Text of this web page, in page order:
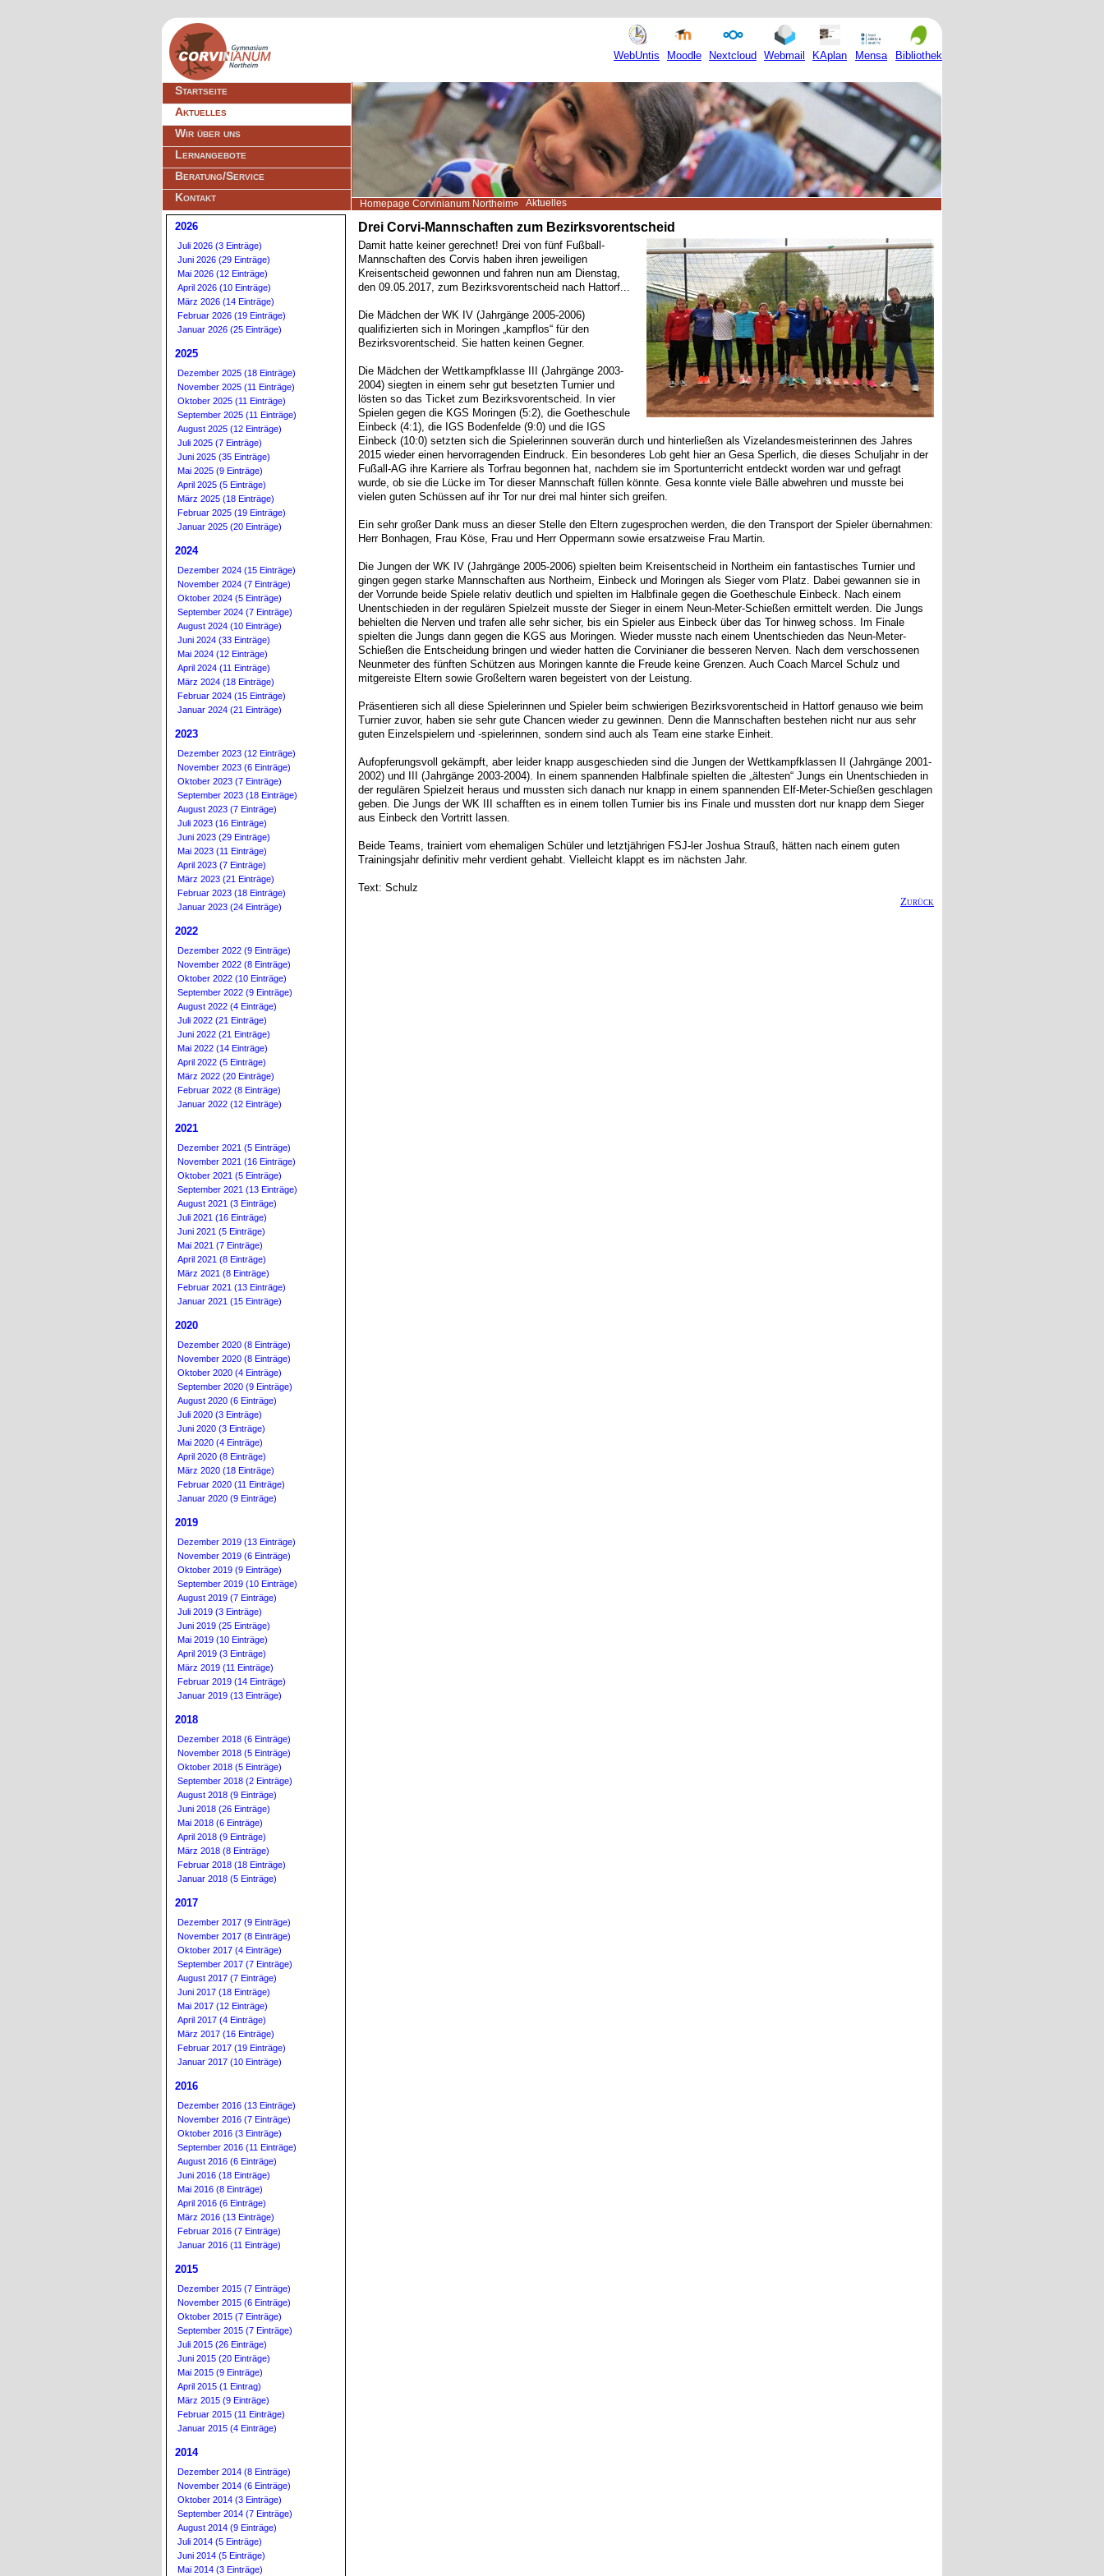
WebUntis Moodle Nextcloud Webmail KAplan Mensa Bibliothek
Navigation
überspringen
Startseite
Aktuelles
Wir über uns
Lernangebote
Beratung/Service
Kontakt
Homepage Corvinianum Northeim Aktuelles
Drei Corvi-Mannschaften zum Bezirksvorentscheid
Damit hatte keiner gerechnet! Drei von fünf Fußball-
Mannschaften des Corvis haben ihren jeweiligen
Kreisentscheid gewonnen und fahren nun am Dienstag,
den 09.05.2017, zum Bezirksvorentscheid nach Hattorf...
Die Mädchen der WK IV (Jahrgänge 2005-2006)
qualifizierten sich in Moringen „kampflos“ für den
Bezirksvorentscheid. Sie hatten keinen Gegner.
Die Mädchen der Wettkampfklasse III (Jahrgänge 2003-
2004) siegten in einem sehr gut besetzten Turnier und
lösten so das Ticket zum Bezirksvorentscheid. In vier
Spielen gegen die KGS Moringen (5:2), die Goetheschule
Einbeck (4:1), die IGS Bodenfelde (9:0) und die IGS
Einbeck (10:0) setzten sich die Spielerinnen souverän durch und hinterließen als Vizelandesmeisterinnen des Jahres
2015 wieder einen hervorragenden Eindruck. Ein besonderes Lob geht hier an Gesa Sperlich, die dieses Schuljahr in der
Fußall-AG ihre Karriere als Torfrau begonnen hat, nachdem sie im Sportunterricht entdeckt worden war und gefragt
wurde, ob sie die Lücke im Tor dieser Mannschaft füllen könnte. Gesa konnte viele Bälle abwehren und musste bei
vielen guten Schüssen auf ihr Tor nur drei mal hinter sich greifen.
Ein sehr großer Dank muss an dieser Stelle den Eltern zugesprochen werden, die den Transport der Spieler übernahmen:
Herr Bonhagen, Frau Köse, Frau und Herr Oppermann sowie ersatzweise Frau Martin.
Die Jungen der WK IV (Jahrgänge 2005-2006) spielten beim Kreisentscheid in Northeim ein fantastisches Turnier und
gingen gegen starke Mannschaften aus Northeim, Einbeck und Moringen als Sieger vom Platz. Dabei gewannen sie in
der Vorrunde beide Spiele relativ deutlich und spielten im Halbfinale gegen die Goetheschule Einbeck. Nach einem
Unentschieden in der regulären Spielzeit musste der Sieger in einem Neun-Meter-Schießen ermittelt werden. Die Jungs
behielten die Nerven und trafen alle sehr sicher, bis ein Spieler aus Einbeck über das Tor hinweg schoss. Im Finale
spielten die Jungs dann gegen die KGS aus Moringen. Wieder musste nach einem Unentschieden das Neun-Meter-
Schießen die Entscheidung bringen und wieder hatten die Corvinianer die besseren Nerven. Nach dem verschossenen
Neunmeter des fünften Schützen aus Moringen kannte die Freude keine Grenzen. Auch Coach Marcel Schulz und
mitgereiste Eltern sowie Großeltern waren begeistert von der Leistung.
Präsentieren sich all diese Spielerinnen und Spieler beim schwierigen Bezirksvorentscheid in Hattorf genauso wie beim
Turnier zuvor, haben sie sehr gute Chancen wieder zu gewinnen. Denn die Mannschaften bestehen nicht nur aus sehr
guten Einzelspielern und -spielerinnen, sondern sind auch als Team eine starke Einheit.
Aufopferungsvoll gekämpft, aber leider knapp ausgeschieden sind die Jungen der Wettkampfklassen II (Jahrgänge 2001-
2002) und III (Jahrgänge 2003-2004). In einem spannenden Halbfinale spielten die „ältesten“ Jungs ein Unentschieden in
der regulären Spielzeit heraus und mussten sich danach nur knapp in einem spannenden Elf-Meter-Schießen geschlagen
geben. Die Jungs der WK III schafften es in einem tollen Turnier bis ins Finale und mussten dort nur knapp dem Sieger
aus Einbeck den Vortritt lassen.
Beide Teams, trainiert vom ehemaligen Schüler und letztjährigen FSJ-ler Joshua Strauß, hätten nach einem guten
Trainingsjahr definitiv mehr verdient gehabt. Vielleicht klappt es im nächsten Jahr.
Text: Schulz
Zurück
2026
Juli 2026 (3 Einträge)
Juni 2026 (29 Einträge)
Mai 2026 (12 Einträge)
April 2026 (10 Einträge)
März 2026 (14 Einträge)
Februar 2026 (19 Einträge)
Januar 2026 (25 Einträge)
2025
Dezember 2025 (18 Einträge)
November 2025 (11 Einträge)
Oktober 2025 (11 Einträge)
September 2025 (11 Einträge)
August 2025 (12 Einträge)
Juli 2025 (7 Einträge)
Juni 2025 (35 Einträge)
Mai 2025 (9 Einträge)
April 2025 (5 Einträge)
März 2025 (18 Einträge)
Februar 2025 (19 Einträge)
Januar 2025 (20 Einträge)
2024
Dezember 2024 (15 Einträge)
November 2024 (7 Einträge)
Oktober 2024 (5 Einträge)
September 2024 (7 Einträge)
August 2024 (10 Einträge)
Juni 2024 (33 Einträge)
Mai 2024 (12 Einträge)
April 2024 (11 Einträge)
März 2024 (18 Einträge)
Februar 2024 (15 Einträge)
Januar 2024 (21 Einträge)
2023
Dezember 2023 (12 Einträge)
November 2023 (6 Einträge)
Oktober 2023 (7 Einträge)
September 2023 (18 Einträge)
August 2023 (7 Einträge)
Juli 2023 (16 Einträge)
Juni 2023 (29 Einträge)
Mai 2023 (11 Einträge)
April 2023 (7 Einträge)
März 2023 (21 Einträge)
Februar 2023 (18 Einträge)
Januar 2023 (24 Einträge)
2022
Dezember 2022 (9 Einträge)
November 2022 (8 Einträge)
Oktober 2022 (10 Einträge)
September 2022 (9 Einträge)
August 2022 (4 Einträge)
Juli 2022 (21 Einträge)
Juni 2022 (21 Einträge)
Mai 2022 (14 Einträge)
April 2022 (5 Einträge)
März 2022 (20 Einträge)
Februar 2022 (8 Einträge)
Januar 2022 (12 Einträge)
2021
Dezember 2021 (5 Einträge)
November 2021 (16 Einträge)
Oktober 2021 (5 Einträge)
September 2021 (13 Einträge)
August 2021 (3 Einträge)
Juli 2021 (16 Einträge)
Juni 2021 (5 Einträge)
Mai 2021 (7 Einträge)
April 2021 (8 Einträge)
März 2021 (8 Einträge)
Februar 2021 (13 Einträge)
Januar 2021 (15 Einträge)
2020
Dezember 2020 (8 Einträge)
November 2020 (8 Einträge)
Oktober 2020 (4 Einträge)
September 2020 (9 Einträge)
August 2020 (6 Einträge)
Juli 2020 (3 Einträge)
Juni 2020 (3 Einträge)
Mai 2020 (4 Einträge)
April 2020 (8 Einträge)
März 2020 (18 Einträge)
Februar 2020 (11 Einträge)
Januar 2020 (9 Einträge)
2019
Dezember 2019 (13 Einträge)
November 2019 (6 Einträge)
Oktober 2019 (9 Einträge)
September 2019 (10 Einträge)
August 2019 (7 Einträge)
Juli 2019 (3 Einträge)
Juni 2019 (25 Einträge)
Mai 2019 (10 Einträge)
April 2019 (3 Einträge)
März 2019 (11 Einträge)
Februar 2019 (14 Einträge)
Januar 2019 (13 Einträge)
2018
Dezember 2018 (6 Einträge)
November 2018 (5 Einträge)
Oktober 2018 (5 Einträge)
September 2018 (2 Einträge)
August 2018 (9 Einträge)
Juni 2018 (26 Einträge)
Mai 2018 (6 Einträge)
April 2018 (9 Einträge)
März 2018 (8 Einträge)
Februar 2018 (18 Einträge)
Januar 2018 (5 Einträge)
2017
Dezember 2017 (9 Einträge)
November 2017 (8 Einträge)
Oktober 2017 (4 Einträge)
September 2017 (7 Einträge)
August 2017 (7 Einträge)
Juni 2017 (18 Einträge)
Mai 2017 (12 Einträge)
April 2017 (4 Einträge)
März 2017 (16 Einträge)
Februar 2017 (19 Einträge)
Januar 2017 (10 Einträge)
2016
Dezember 2016 (13 Einträge)
November 2016 (7 Einträge)
Oktober 2016 (3 Einträge)
September 2016 (11 Einträge)
August 2016 (6 Einträge)
Juni 2016 (18 Einträge)
Mai 2016 (8 Einträge)
April 2016 (6 Einträge)
März 2016 (13 Einträge)
Februar 2016 (7 Einträge)
Januar 2016 (11 Einträge)
2015
Dezember 2015 (7 Einträge)
November 2015 (6 Einträge)
Oktober 2015 (7 Einträge)
September 2015 (7 Einträge)
Juli 2015 (26 Einträge)
Juni 2015 (20 Einträge)
Mai 2015 (9 Einträge)
April 2015 (1 Eintrag)
März 2015 (9 Einträge)
Februar 2015 (11 Einträge)
Januar 2015 (4 Einträge)
2014
Dezember 2014 (8 Einträge)
November 2014 (6 Einträge)
Oktober 2014 (3 Einträge)
September 2014 (7 Einträge)
August 2014 (9 Einträge)
Juli 2014 (5 Einträge)
Juni 2014 (5 Einträge)
Mai 2014 (3 Einträge)